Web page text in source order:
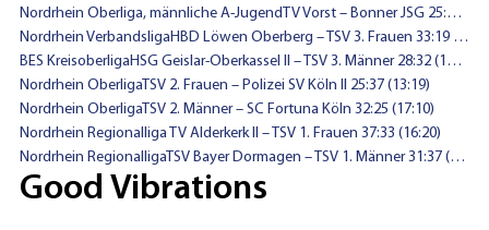
Nordrhein Oberliga, männliche A-JugendTV Vorst – Bonner JSG 25:35 (9:14)
Nordrhein VerbandsligaHBD Löwen Oberberg – TSV 3. Frauen 33:19 (17:8)
BES KreisoberligaHSG Geislar-Oberkassel II – TSV 3. Männer 28:32 (14:17)
Nordrhein OberligaTSV 2. Frauen – Polizei SV Köln II 25:37 (13:19)
Nordrhein OberligaTSV 2. Männer – SC Fortuna Köln 32:25 (17:10)
Nordrhein Regionalliga TV Alderkerk II – TSV 1. Frauen 37:33 (16:20)
Nordrhein RegionalligaTSV Bayer Dormagen – TSV 1. Männer 31:37 (14:18)
Good Vibrations